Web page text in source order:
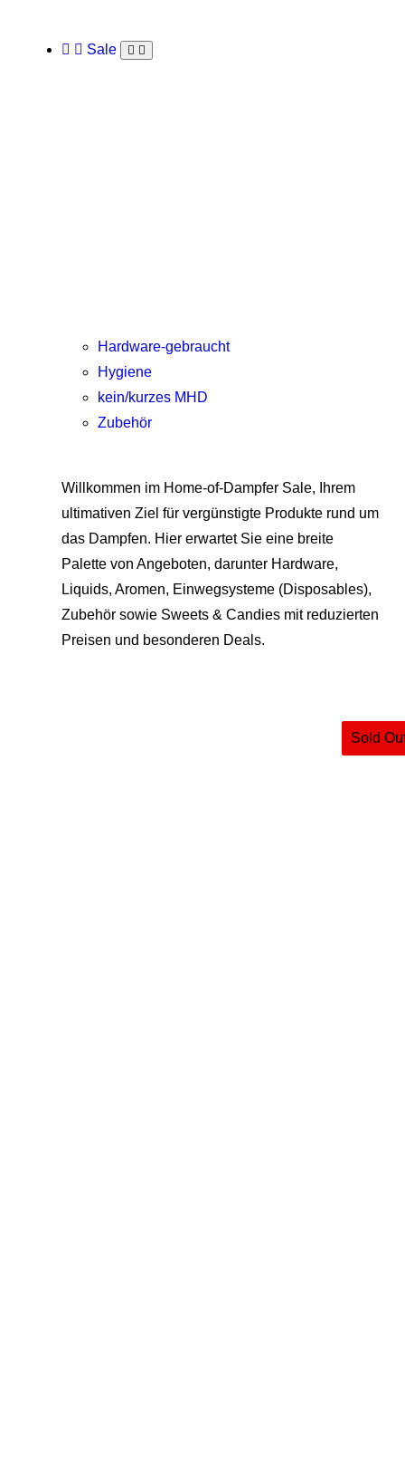
Sale
Hardware-gebraucht
Hygiene
kein/kurzes MHD
Zubehör
Willkommen im Home-of-Dampfer Sale, Ihrem
ultimativen Ziel für vergünstigte Produkte rund um
das Dampfen. Hier erwartet Sie eine breite
Palette von Angeboten, darunter Hardware,
Liquids, Aromen, Einwegsysteme (Disposables),
Zubehör sowie Sweets & Candies mit reduzierten
Preisen und besonderen Deals.
Sold